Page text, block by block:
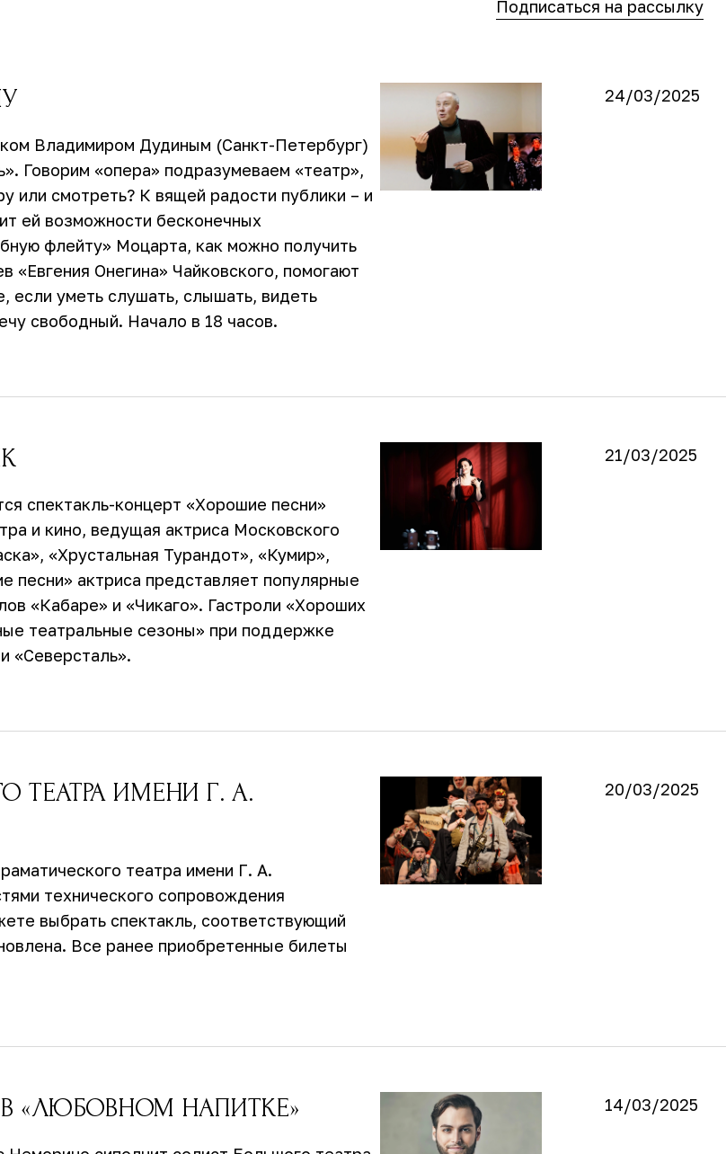
Подписаться на рассылку
Владимиром Дудиным (Санкт-Петербург)
Говорим «опера» подразумеваем «театр»,
или смотреть? К вящей радости публики – и
ей возможности бесконечных
флейту» Моцарта, как можно получить
«Евгения Онегина» Чайковского, помогают
если уметь слушать, слышать, видеть
свободный. Начало в 18 часов.
24/03/2025
спектакль-концерт «Хорошие песни»
и кино, ведущая актриса Московского
«Хрустальная Турандот», «Кумир»,
песни» актриса представляет популярные
«Кабаре» и «Чикаго». Гастроли «Хороших
театральные сезоны» при поддержке
«Северсталь».
21/03/2025
ТЕАТРА ИМЕНИ Г. А.
театра имени Г. А.
технического сопровождения
выбрать спектакль, соответствующий
Все ранее приобретенные билеты
20/03/2025
«ЛЮБОВНОМ НАПИТКЕ» 14/03/2025